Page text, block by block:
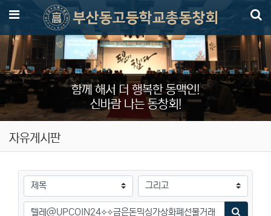
함께 해서 더 행복한 동맥인!
신바람 나는 동창회!
메뉴
자유게시판
검색대상
검색어